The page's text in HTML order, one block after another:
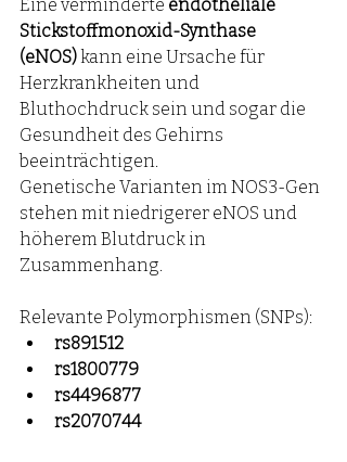
Eine verminderte endotheliale
Stickstoffmonoxid-Synthase
(eNOS) kann eine Ursache für
Herzkrankheiten und
Bluthochdruck sein und sogar die
Gesundheit des Gehirns
beeinträchtigen.
Genetische Varianten im NOS3-Gen
stehen mit niedrigerer eNOS und
höherem Blutdruck in
Zusammenhang.
Relevante Polymorphismen (SNPs):
rs891512
rs1800779
rs4496877
rs2070744